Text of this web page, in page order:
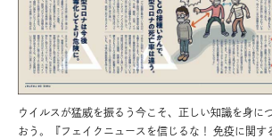
ウイルスが猛威を振るう今こそ、正しい知識を身に
おう。『フェイクニュースを信じるな！ 免疫に関す